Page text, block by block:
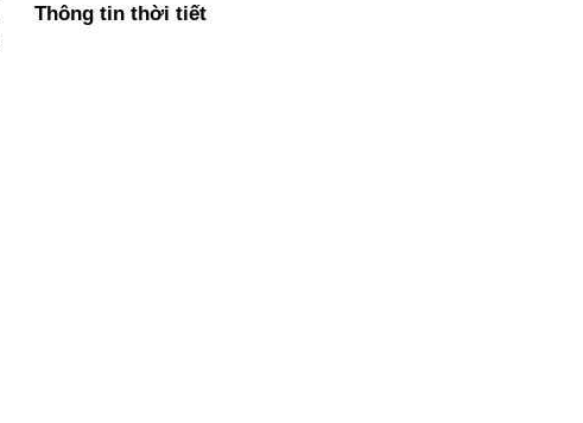
Thông tin thời tiết